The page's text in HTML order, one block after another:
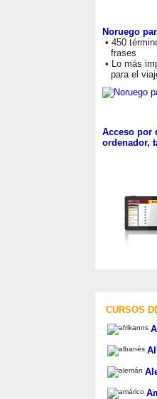
Noruego
• 450
frases
• Lo más
para el
Acceso por
ordenador,
CURSOS